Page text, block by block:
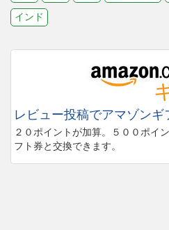
インド
レビュー投稿でアマゾンギ
２０ポイントが加算。５００ポイ
フト券と交換できます。